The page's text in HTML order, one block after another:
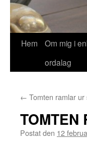
Hoppa
Hem
Om mig i
ordalag
← Tomten ramlar ur
TOMTEN
Postat den 12